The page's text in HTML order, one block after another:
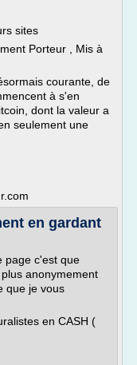
sites
Porteur , Mis à
courante, de
à s'en
dont la valeur a
seulement une
en gardant
page c'est que
anonymement
que je vous
en CASH (